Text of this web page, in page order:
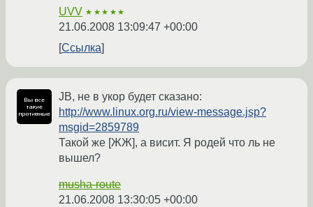
UVV ★★★★★
21.06.2008 13:09:47 +00:00
Ссылка
JB, не в укор будет сказано:
http://www.linux.org.ru/view-message.jsp?
msgid=2859789
Такой же [ЖЖ], а висит. Я родей что ль не
вышел?
musha-route
21.06.2008 13:30:05 +00:00